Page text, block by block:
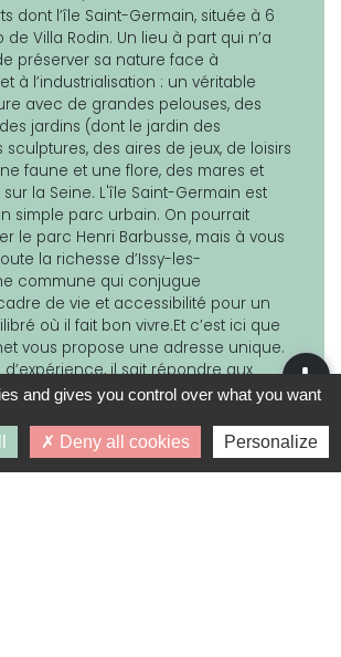
dont l’île Saint-Germain, située à 6
de Villa Rodin. Un lieu à part qui n’a
préserver sa nature face à
à l’industrialisation : un véritable
avec de grandes pelouses, des
jardins (dont le jardin des
sculptures, des aires de jeux, de loisirs
faune et une flore, des mares et
la Seine. L'île Saint-Germain est
simple parc urbain. On pourrait
le parc Henri Barbusse, mais à vous
la richesse d’Issy-les-
commune qui conjugue
de vie et accessibilité pour un
où il fait bon vivre.Et c’est ici que
vous propose une adresse unique.
il sait répondre aux
et de demain pour répondre
besoins. Proche de pôles de
cette résidence vous offre
recherché au plus près de Paris.
and gives you control over what you want
Deny all cookies Personalize